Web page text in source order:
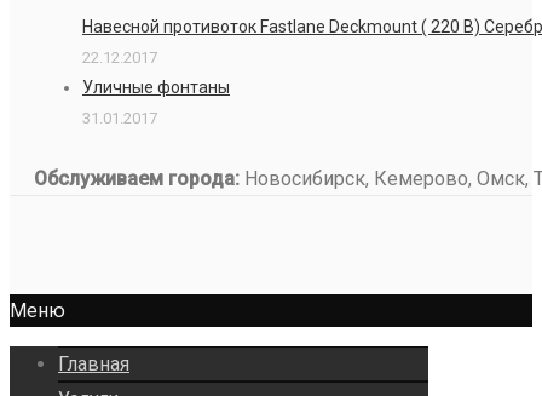
Навесной противоток Fastlane Deckmount ( 220 В)
22.12.2017
Уличные фонтаны
31.01.2017
Обслуживаем города: Новосибирск, Кемерово, Омск,
Меню
Главная